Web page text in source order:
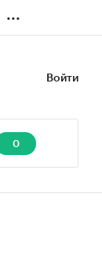
...
Войти
0